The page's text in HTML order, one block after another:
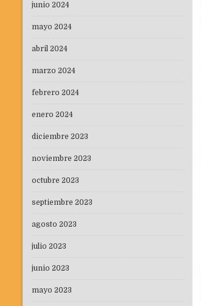
junio 2024
mayo 2024
abril 2024
marzo 2024
febrero 2024
enero 2024
diciembre 2023
noviembre 2023
octubre 2023
septiembre 2023
agosto 2023
julio 2023
junio 2023
mayo 2023